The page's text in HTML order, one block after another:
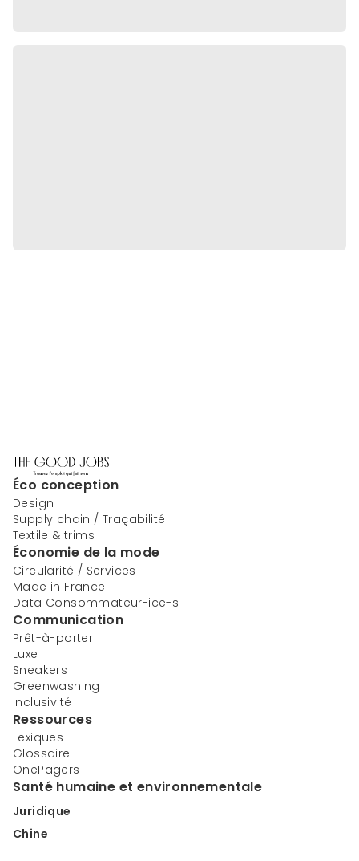
Éco conception
Design
Supply chain / Traçabilité
Textile & trims
Économie de la mode
Circularité / Services
Made in France
Data Consommateur-ice-s
Communication
Prêt-à-porter
Luxe
Sneakers
Greenwashing
Inclusivité
Ressources
Lexiques
Glossaire
OnePagers
Santé humaine et environnementale
Juridique
Chine